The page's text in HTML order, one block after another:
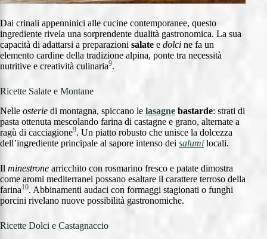
Dai crinali appenninici alle cucine contemporanee, questo
ingrediente rivela una sorprendente dualità gastronomica. La sua
capacità di adattarsi a preparazioni salate e dolci ne fa un
elemento cardine della tradizione alpina, ponte tra necessità
nutritive e creatività culinaria9.
Ricette Salate e Montane
Nelle osterie di montagna, spiccano le lasagne bastarde: strati di
pasta ottenuta mescolando farina di castagne e grano, alternate a
ragù di cacciagione9. Un piatto robusto che unisce la dolcezza
dell’ingrediente principale al sapore intenso dei salumi locali.
Il minestrone arricchito con rosmarino fresco e patate dimostra
come aromi mediterranei possano esaltare il carattere terroso della
farina10. Abbinamenti audaci con formaggi stagionati o funghi
porcini rivelano nuove possibilità gastronomiche.
Ricette Dolci e Castagnaccio